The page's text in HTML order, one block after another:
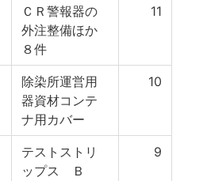
ＣＲ警報器の
外注整備ほか
８件
11
除染所運営用
器資材コンテ
ナ用カバー
10
テストストリ
ップス Ｂ
9